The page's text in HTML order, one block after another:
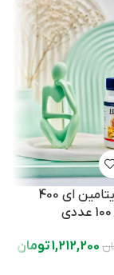
سافت ژل ویتامین ای 400
1,212,200تومان